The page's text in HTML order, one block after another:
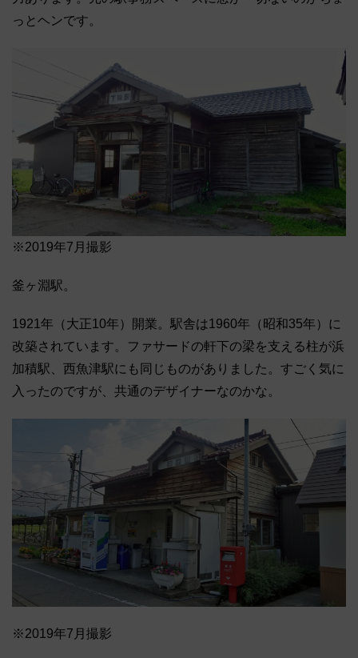
っとヘンです。
※2019年7月撮影
釜ヶ淵駅。
1921年（大正10年）開業。駅舎は1960年（昭和35年）に
改築されています。ファサードの軒下の梁を支える柱が浜
加積駅、西魚津駅にも同じものがありました。すごく気に
入ったのですが、共通のデザイナーなのかな。
※2019年7月撮影